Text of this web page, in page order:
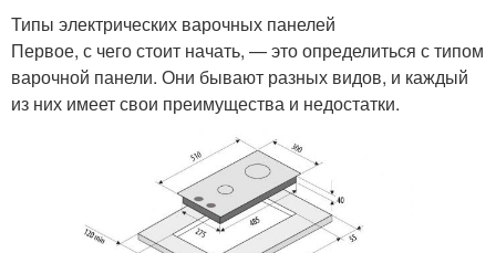
Типы электрических варочных панелей
Первое, с чего стоит начать, — это определиться с типом
варочной панели. Они бывают разных видов, и каждый
из них имеет свои преимущества и недостатки.